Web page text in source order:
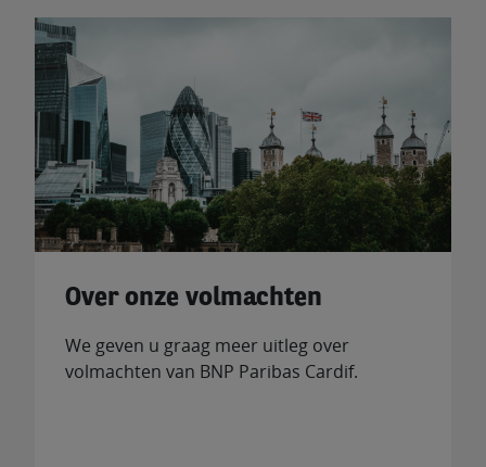
Over onze volmachten
We geven u graag meer uitleg over
volmachten van BNP Paribas Cardif.